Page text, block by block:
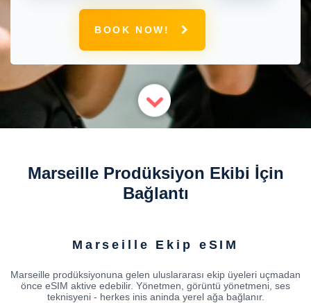
BOOK NOW!
Marseille Prodüksiyon Ekibi İçin
Bağlantı
Marseille Ekip eSIM
Marseille prodüksiyonuna gelen uluslararası ekip üyeleri uçmadan
önce eSIM aktive edebilir. Yönetmen, görüntü yönetmeni, ses
teknisyeni - herkes inis aninda yerel ağa bağlanır.